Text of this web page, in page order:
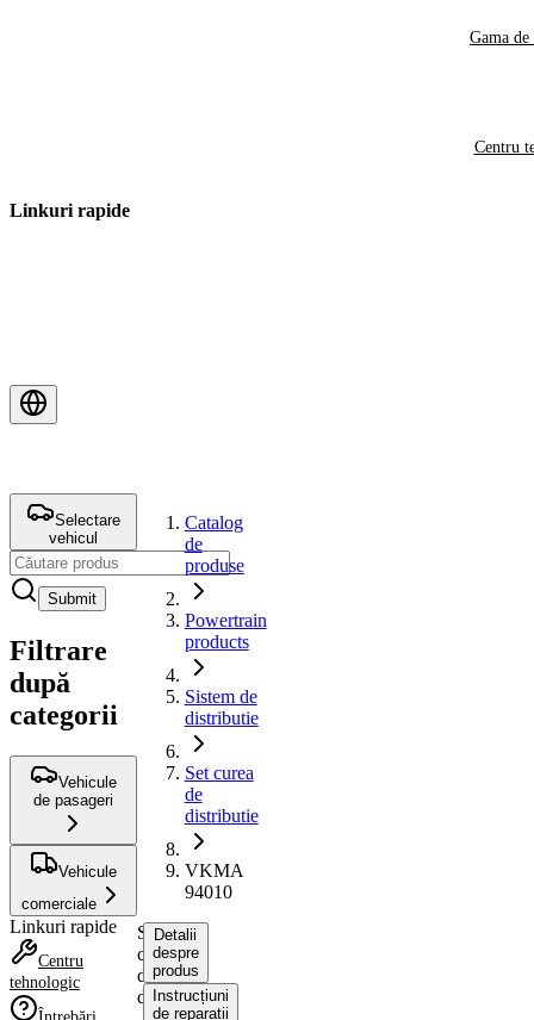
Gama de
Centru
Linkuri rapide
Selectare
vehicul
Submit
Filtrare
după
categorii
Vehicule
de pasageri
Vehicule
comerciale
Linkuri rapide
Centru
tehnologic
Catalog
de
produse
Powertrain
products
Sistem de
distributie
Set curea
de
distributie
VKMA
94010
Set
curea
de
distributie
Detalii
despre
produs
Instrucțiuni
de reparații